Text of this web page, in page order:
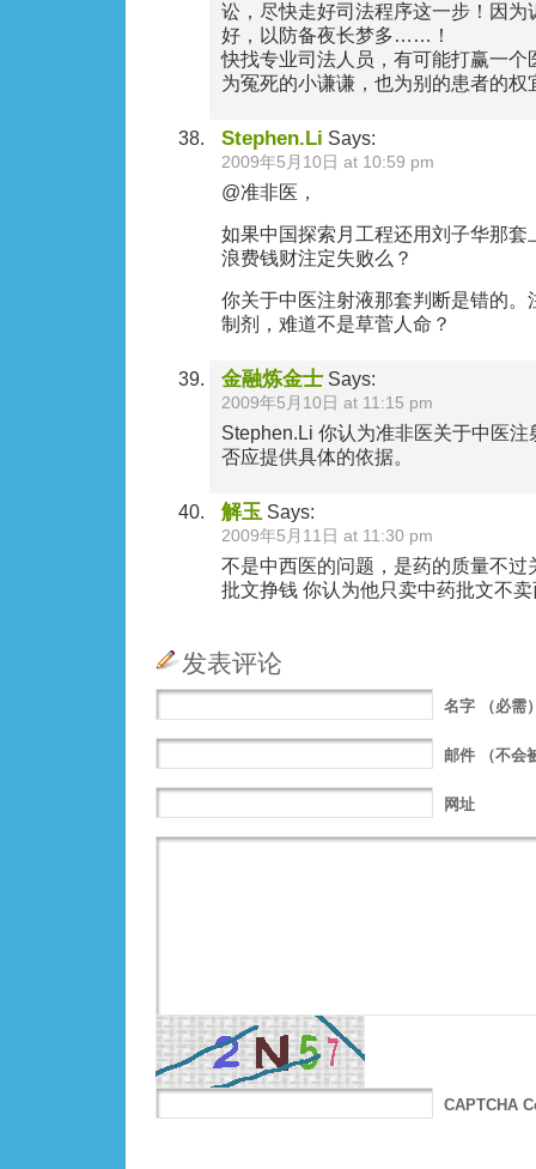
讼，尽快走好司法程序这一步！因为
好，以防备夜长梦多……！
快找专业司法人员，有可能打赢一个
为冤死的小谦谦，也为别的患者的
Stephen.Li Says:
2009年5月10日 at 10:59 pm
@准非医，
如果中国探索月工程还用刘子华那套
浪费钱财注定失败么？
你关于中医注射液那套判断是错的。
制剂，难道不是草菅人命？
金融炼金士 Says:
2009年5月10日 at 11:15 pm
Stephen.Li 你认为准非医关于中医
否应提供具体的依据。
解玉 Says:
2009年5月11日 at 11:30 pm
不是中西医的问题，是药的质量不过
批文挣钱 你认为他只卖中药批文不
发表评论
名字 （必需
邮件 （不会
网址
CAPTCHA